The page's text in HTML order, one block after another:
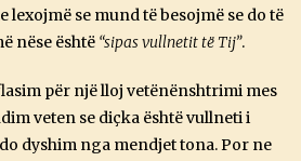
lexojmë se mund të besojmë se do të
nëse është “sipas vullnetit të Tij”.
për një lloj vetënënshtrimi mes
veten se diçka është vullneti i
dyshim nga mendjet tona. Por ne